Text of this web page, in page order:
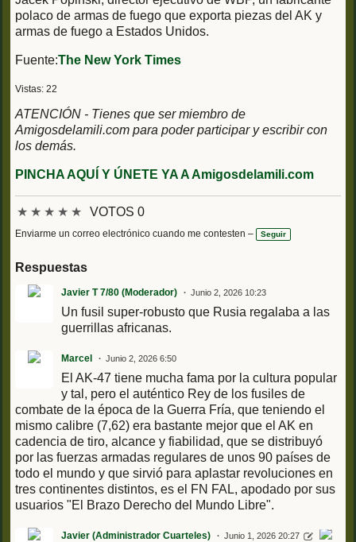
polaco de armas de fuego que exporta piezas del AK y
armas de fuego a Estados Unidos.
Fuente:The New York Times
Vistas: 22
ATENCIÓN - Tienes que ser miembro de
Amigosdelamili.com para poder participar y escribir con
los demás.
PINCHA AQUÍ Y ÚNETE YA A Amigosdelamili.com
★ ★ ★ ★ ★ VOTOS 0
Enviarme un correo electrónico cuando me contesten – Seguir
Respuestas
Javier T 7/80 (Moderador) Junio 2, 2026 10:23
Un fusil super-robusto que Rusia regalaba a las
guerrillas africanas.
Marcel Junio 2, 2026 6:50
El AK-47 tiene mucha fama por la cultura popular
y tal, pero el auténtico Rey de los fusiles de
combate de la época de la Guerra Fría, que teniendo el
mismo calibre (7,62) era bastante mejor que el AK en
cadencia de tiro, alcance y fiabilidad, que se distribuyó
por las fuerzas armadas regulares de unos 90 países de
todo el mundo y que sirvió para aplastar revoluciones en
tres continentes distintos, es el FN FAL, apodado por sus
usuarios "El Brazo Derecho del Mundo Libre".
Javier (Administrador Cuarteles) Junio 1, 2026 20:27